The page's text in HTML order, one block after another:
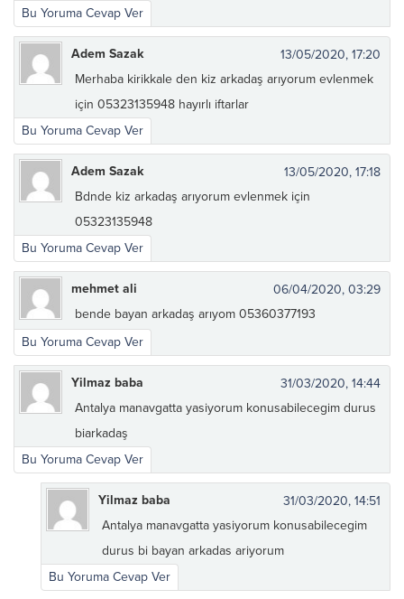
Bu Yoruma Cevap Ver
Adem Sazak
13/05/2020, 17:20
Merhaba kirikkale den kiz arkadaş arıyorum evlenmek
için 05323135948 hayırlı iftarlar
Bu Yoruma Cevap Ver
Adem Sazak
13/05/2020, 17:18
Bdnde kiz arkadaş arıyorum evlenmek için
05323135948
Bu Yoruma Cevap Ver
mehmet ali
06/04/2020, 03:29
bende bayan arkadaş arıyom 05360377193
Bu Yoruma Cevap Ver
Yilmaz baba
31/03/2020, 14:44
Antalya manavgatta yasiyorum konusabilecegim durus
biarkadaş
Bu Yoruma Cevap Ver
Yilmaz baba
31/03/2020, 14:51
Antalya manavgatta yasiyorum konusabilecegim
durus bi bayan arkadas ariyorum
Bu Yoruma Cevap Ver